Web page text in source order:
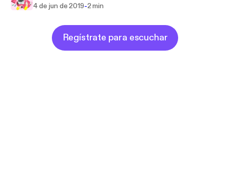
4 de jun de 2019-2 min
Regístrate para escuchar